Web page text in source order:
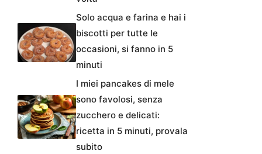
Solo acqua e farina e hai i
biscotti per tutte le
occasioni, si fanno in 5
minuti
I miei pancakes di mele
sono favolosi, senza
zucchero e delicati:
ricetta in 5 minuti, provala
subito